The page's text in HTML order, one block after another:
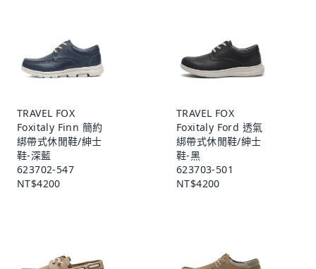
TRAVEL FOX
Foxitaly Finn 簡約
綁帶式休閒鞋/紳士
鞋-深藍
623702-547
NT$4200
TRAVEL FOX
Foxitaly Ford 透氣
綁帶式休閒鞋/紳士
鞋-黑
623703-501
NT$4200